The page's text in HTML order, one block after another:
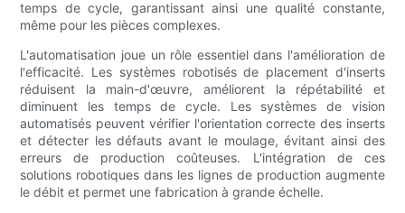
temps de cycle, garantissant ainsi une qualité constante,
même pour les pièces complexes.
L'automatisation joue un rôle essentiel dans l'amélioration de
l'efficacité. Les systèmes robotisés de placement d'inserts
réduisent la main-d'œuvre, améliorent la répétabilité et
diminuent les temps de cycle. Les systèmes de vision
automatisés peuvent vérifier l'orientation correcte des inserts
et détecter les défauts avant le moulage, évitant ainsi des
erreurs de production coûteuses. L'intégration de ces
solutions robotiques dans les lignes de production augmente
le débit et permet une fabrication à grande échelle.